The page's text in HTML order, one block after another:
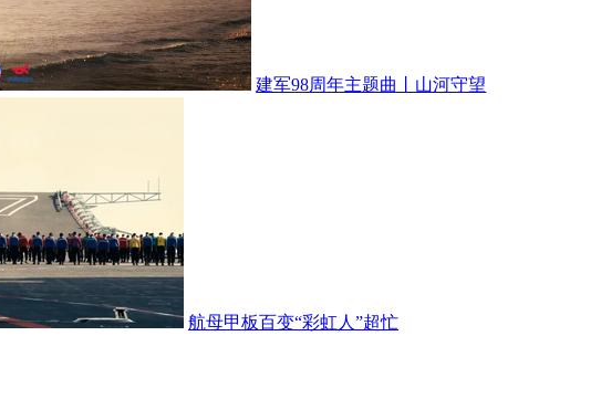
建军98周年主题曲丨山河守望
航母甲板百变“彩虹人”超忙